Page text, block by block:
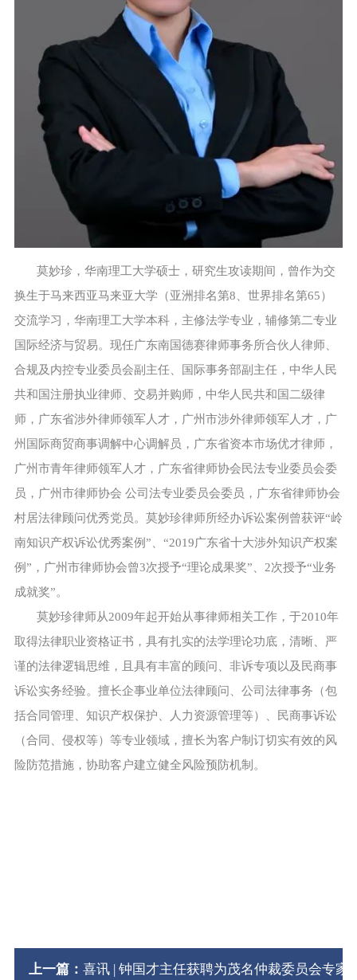
莫妙珍，华南理工大学硕士，研究生攻读期间，曾作为交
换生于马来西亚马来亚大学（亚洲排名第8、世界排名第65）
交流学习，华南理工大学本科，主修法学专业，辅修第二专业
国际经济与贸易。现任广东南国德赛律师事务所合伙人律师、
合规及内控专业委员会副主任、国际事务部副主任，中华人民
共和国注册执业律师、交易并购师，中华人民共和国二级律
师，广东省涉外律师领军人才，广州市涉外律师领军人才，广
州国际商贸商事调解中心调解员，广东省资本市场优才律师，
广州市青年律师领军人才，广东省律师协会民法专业委员会委
员，广州市律师协会 公司法专业委员会委员，广东省律师协会
村居法律顾问优秀党员。莫妙珍律师所经办诉讼案例曾获评“岭
南知识产权诉讼优秀案例”、“2019广东省十大涉外知识产权案
例”，广州市律师协会曾3次授予“理论成果奖”、2次授予“业务
成就奖”。
莫妙珍律师从2009年起开始从事律师相关工作，于2010年
取得法律职业资格证书，具有扎实的法学理论功底，清晰、严
谨的法律逻辑思维，且具有丰富的顾问、非诉专项以及民商事
诉讼实务经验。擅长企事业单位法律顾问、公司法律事务（包
括合同管理、知识产权保护、人力资源管理等）、民商事诉讼
（合同、侵权等）等专业领域，擅长为客户制订切实有效的风
险防范措施，协助客户建立健全风险预防机制。
上一篇： 喜讯 | 钟国才主任获聘为茂名仲裁委员会专家